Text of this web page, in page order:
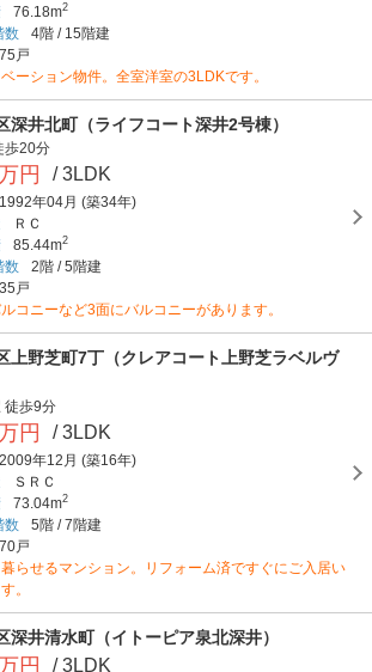
76.18m2
数 4階 /15階建
75戸
ーション物件。全室洋室の3LDKです。
深井北町（ライフコート深井2号棟）
歩20分
円 / 3LDK
1992年04月 (築34年)
ＲＣ
85.44m2
数 2階 /5階建
35戸
コニーなど3面にバルコニーがあります。
上野芝町7丁（クレアコート上野芝ラベルヴ
徒歩9分
円 / 3LDK
2009年12月 (築16年)
ＳＲＣ
73.04m2
数 5階 /7階建
70戸
らせるマンション。リフォーム済ですぐにご入居い
。
深井清水町（イトーピア泉北深井）
円 / 3LDK